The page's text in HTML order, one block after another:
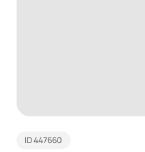
ID 447660